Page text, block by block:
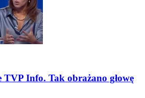
TVP Info. Tak obrażano głowę